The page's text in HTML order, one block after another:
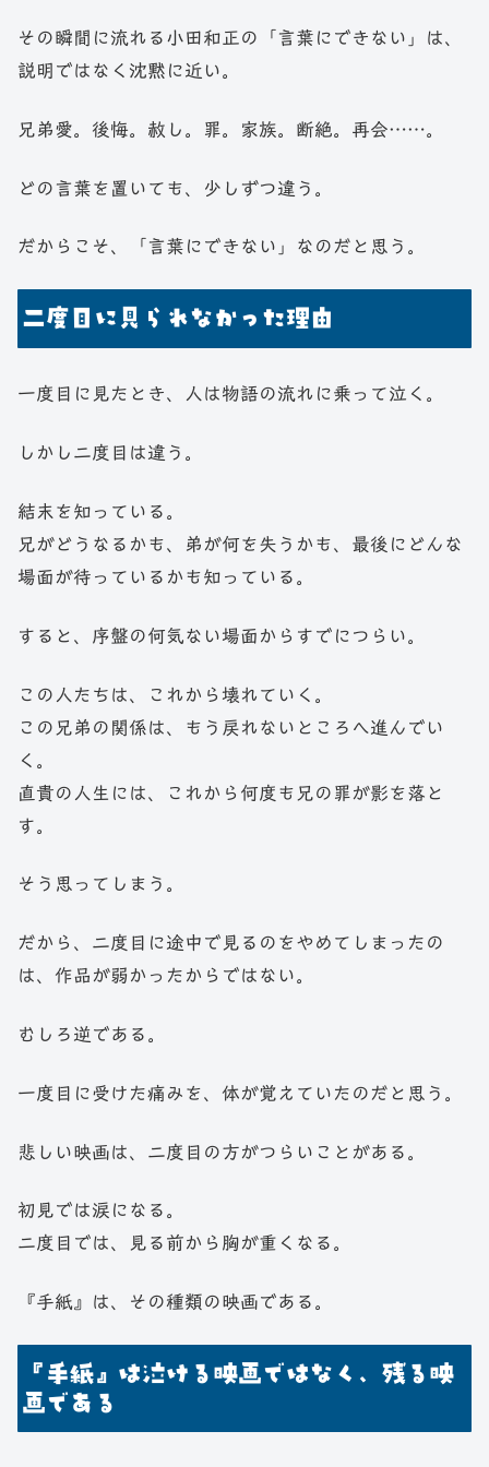
その瞬間に流れる小田和正の「言葉にできない」は、
説明ではなく沈黙に近い。
兄弟愛。後悔。赦し。罪。家族。断絶。再会……。
どの言葉を置いても、少しずつ違う。
だからこそ、「言葉にできない」なのだと思う。
二度目に見られなかった理由
一度目に見たとき、人は物語の流れに乗って泣く。
しかし二度目は違う。
結末を知っている。
兄がどうなるかも、弟が何を失うかも、最後にどんな
場面が待っているかも知っている。
すると、序盤の何気ない場面からすでにつらい。
この人たちは、これから壊れていく。
この兄弟の関係は、もう戻れないところへ進んでい
く。
直貴の人生には、これから何度も兄の罪が影を落と
す。
そう思ってしまう。
だから、二度目に途中で見るのをやめてしまったの
は、作品が弱かったからではない。
むしろ逆である。
一度目に受けた痛みを、体が覚えていたのだと思う。
悲しい映画は、二度目の方がつらいことがある。
初見では涙になる。
二度目では、見る前から胸が重くなる。
『手紙』は、その種類の映画である。
『手紙』は泣ける映画ではなく、残る映
画である